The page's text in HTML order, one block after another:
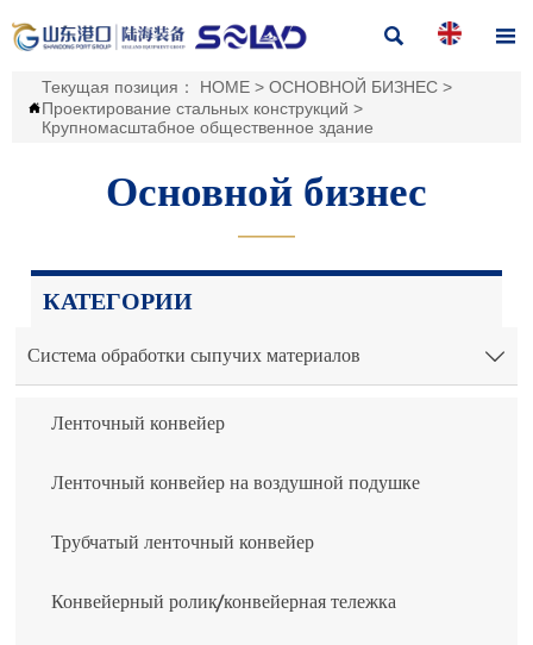
 

Текущая позиция： HOME> ОСНОВНОЙ БИЗНЕС>
Проектирование стальных конструкций >
Крупномасштабное общественное здание
Основной бизнес
———
КАТЕГОРИИ
Система обработки сыпучих материалов 
Ленточный конвейер
Ленточный конвейер на воздушной подушке
Трубчатый ленточный конвейер
Конвейерный ролик/конвейерная тележка